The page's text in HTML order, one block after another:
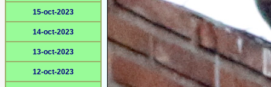
15-oct-2023
14-oct-2023
13-oct-2023
12-oct-2023